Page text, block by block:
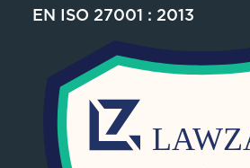
EN ISO 27001 : 2013